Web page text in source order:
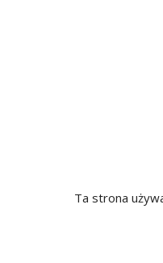
Ta strona